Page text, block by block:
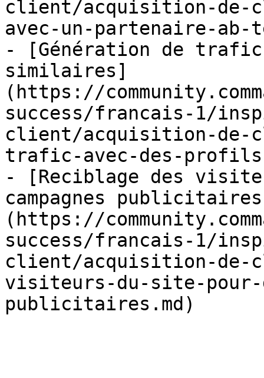
client/acquisition-de-
avec-un-partenaire-ab-
- [Génération de
similaires]
(https://
success/francais-1/
client/acquisition-de-
trafic-avec-des-
- [Reciblage des
campagnes
(https://
success/francais-1/
client/acquisition-de-
visiteurs-du-site-pour-